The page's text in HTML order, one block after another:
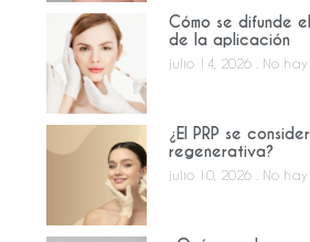
Cómo se difunde
de la aplicación
julio 14, 2026 No
¿El PRP se
regenerativa?
julio 10, 2026 No